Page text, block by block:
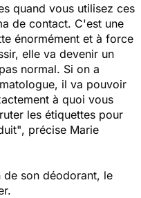
quand vous utilisez ces
de contact. C'est une
énormément et à force
elle va devenir un
normal. Si on a
il va pouvoir
à quoi vous
les étiquettes pour
, précise Marie
son déodorant, le